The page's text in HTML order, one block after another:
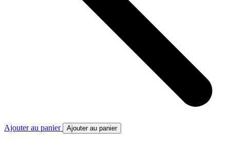
Ajouter au panier Ajouter au panier